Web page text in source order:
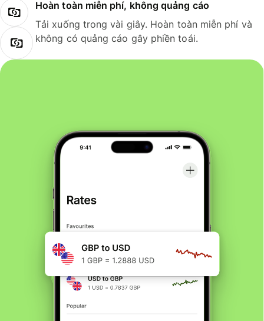
Hoàn toàn miễn phí, không quảng cáo
Tải xuống trong vài giây. Hoàn toàn miễn phí và
không có quảng cáo gây phiền toái.